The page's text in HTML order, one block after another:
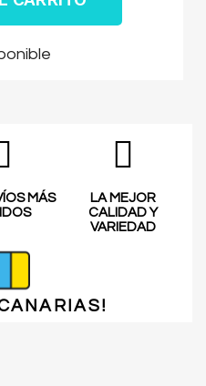
MÁS
LA MEJOR
CALIDAD Y
VARIEDAD